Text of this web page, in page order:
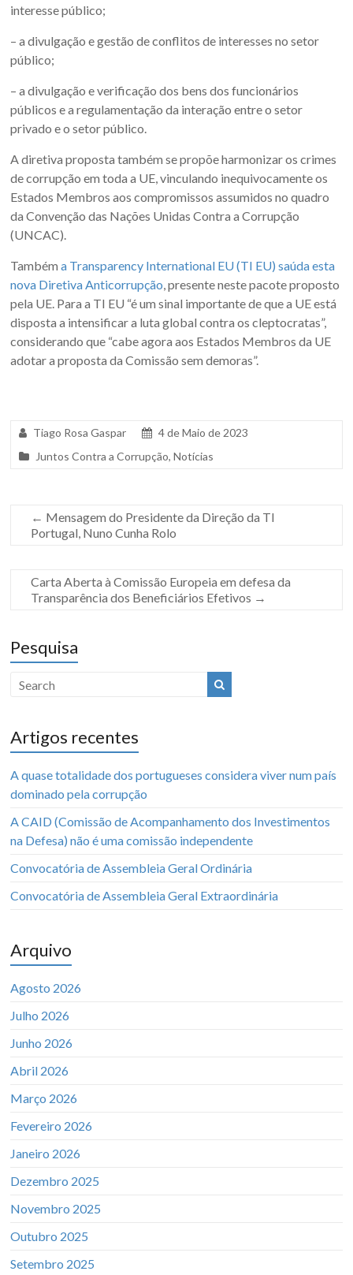
interesse público;
– a divulgação e gestão de conflitos de interesses no setor
público;
– a divulgação e verificação dos bens dos funcionários
públicos e a regulamentação da interação entre o setor
privado e o setor público.
A diretiva proposta também se propõe harmonizar os crimes
de corrupção em toda a UE, vinculando inequivocamente os
Estados Membros aos compromissos assumidos no quadro
da Convenção das Nações Unidas Contra a Corrupção
(UNCAC).
Tambéma Transparency International EU (TI EU) saúda esta
nova Diretiva Anticorrupção, presente neste pacote proposto
pela UE. Para a TI EU “é um sinal importante de que a UE está
disposta a intensificar a luta global contra os cleptocratas”,
considerando que “cabe agora aos Estados Membros da UE
adotar a proposta da Comissão sem demoras”.
Tiago Rosa Gaspar
4 de Maio de 2023
Juntos Contra a Corrupção,Notícias
← Mensagem do Presidente da Direção da TI
Portugal, Nuno Cunha Rolo
Carta Aberta à Comissão Europeia em defesa da
Transparência dos Beneficiários Efetivos →
Pesquisa
Artigos recentes
A quase totalidade dos portugueses considera viver num país
dominado pela corrupção
A CAID (Comissão de Acompanhamento dos Investimentos
na Defesa) não é uma comissão independente
Convocatória de Assembleia Geral Ordinária
Convocatória de Assembleia Geral Extraordinária
Arquivo
Agosto 2026
Julho 2026
Junho 2026
Abril 2026
Março 2026
Fevereiro 2026
Janeiro 2026
Dezembro 2025
Novembro 2025
Outubro 2025
Setembro 2025